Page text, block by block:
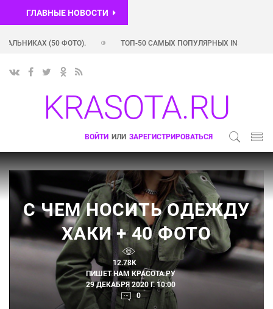
ГЛАВНЫЕ НОВОСТИ
ТОП-50 САМЫХ ПОПУЛЯРНЫХ INSTAGRAM-АККАУНТОВ РОССИЙСКИХ
KRASOTA.RU
ВОЙТИ ИЛИ ЗАРЕГИСТРИРОВАТЬСЯ
С ЧЕМ НОСИТЬ ОДЕЖДУ
ХАКИ + 40 ФОТО
12.78K
ПИШЕТ НАМ КРАСОТА.РУ
29 ДЕКАБРЯ 2020 Г. 10:00
0